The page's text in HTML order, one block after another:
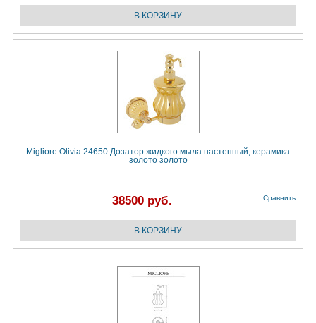
Migliore Olivia 24650 Дозатор жидкого мыла настенный, керамика
золото золото
38500 руб. Сравнить